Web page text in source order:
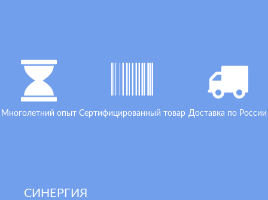
Многолетний опыт Сертифицированный товар Доставка по России
СИНЕРГИЯ